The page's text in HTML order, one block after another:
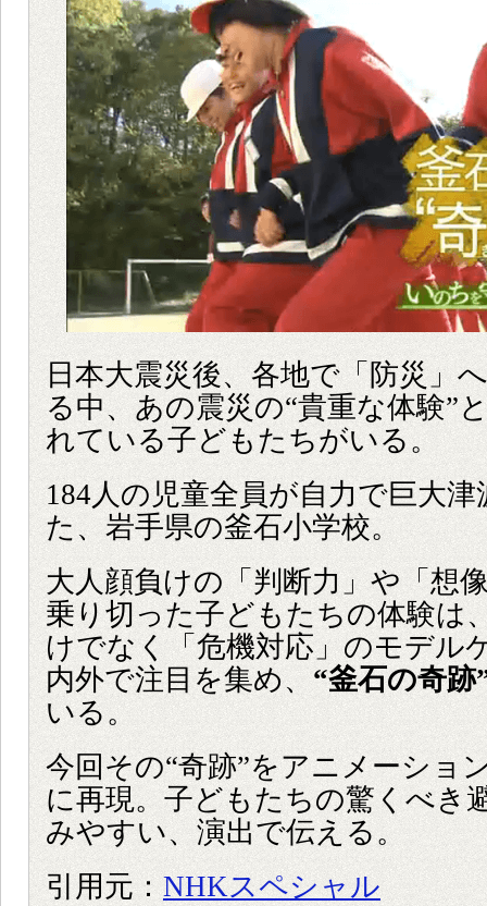
日本大震災後、各地で「防災」
る中、あの震災の“貴重な体験”
れている子どもたちがいる。
184人の児童全員が自力で巨大
た、岩手県の釜石小学校。
大人顔負けの「判断力」や「想
乗り切った子どもたちの体験は
けでなく「危機対応」のモデル
内外で注目を集め、“釜石の奇跡
いる。
今回その“奇跡”をアニメーショ
に再現。子どもたちの驚くべき
みやすい、演出で伝える。
引用元： NHKスペシャル